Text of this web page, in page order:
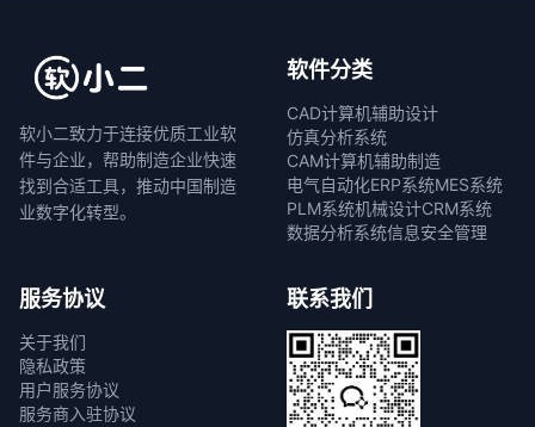
软小二致力于连接优质工业软
件与企业，帮助制造企业快速
找到合适工具，推动中国制造
业数字化转型。
软件分类
CAD计算机辅助设计
仿真分析系统
CAM计算机辅助制造
电气自动化ERP系统MES系统
PLM系统机械设计CRM系统
数据分析系统信息安全管理
服务协议
关于我们
隐私政策
用户服务协议
服务商入驻协议
联系我们